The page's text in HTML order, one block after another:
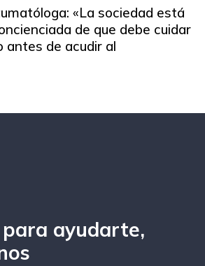
«La sociedad está
de que debe cuidar
antes de acudir al
para ayudarte,